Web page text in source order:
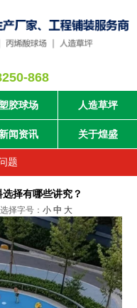
868
胶球场 人造草坪
新闻资讯 关于煌盛
题
择有哪些讲究？
选择字号： 小 中 大